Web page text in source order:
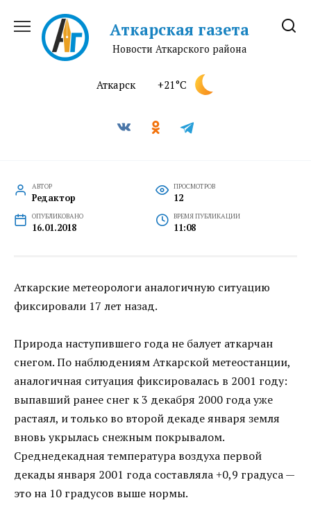
содержанию
Аткарская газета
Новости Аткарского района
Аткарск +21°C
АВТОР
Редактор
ПРОСМОТРОВ
12
ОПУБЛИКОВАНО
16.01.2018
ВРЕМЯ ПУБЛИКАЦИИ
11:08
Аткарские метеорологи аналогичную ситуацию
фиксировали 17 лет назад.
Природа наступившего года не балует аткарчан
снегом. По наблюдениям Аткарской метеостанции,
аналогичная ситуация фиксировалась в 2001 году:
выпавший ранее снег к 3 декабря 2000 года уже
растаял, и только во второй декаде января земля
вновь укрылась снежным покрывалом.
Среднедекадная температура воздуха первой
декады января 2001 года составляла +0,9 градуса —
это на 10 градусов выше нормы.